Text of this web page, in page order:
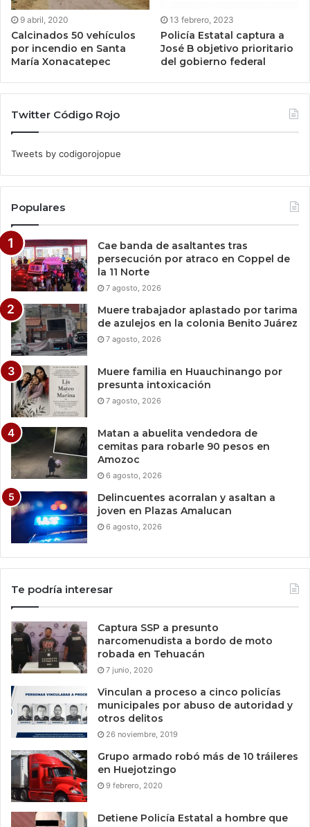
9 abril, 2020
Calcinados 50 vehículos
por incendio en Santa
María Xonacatepec
13 febrero, 2023
Policía Estatal captura a
José B objetivo prioritario
del gobierno federal
Twitter Código Rojo
Tweets by codigorojopue
Populares
Cae banda de asaltantes tras
persecución por atraco en Coppel de
la 11 Norte
7 agosto, 2026
Muere trabajador aplastado por tarima
de azulejos en la colonia Benito Juárez
7 agosto, 2026
Muere familia en Huauchinango por
presunta intoxicación
7 agosto, 2026
Matan a abuelita vendedora de
cemitas para robarle 90 pesos en
Amozoc
6 agosto, 2026
Delincuentes acorralan y asaltan a
joven en Plazas Amalucan
6 agosto, 2026
Te podría interesar
Captura SSP a presunto
narcomenudista a bordo de moto
robada en Tehuacán
7 junio, 2020
Vinculan a proceso a cinco policías
municipales por abuso de autoridad y
otros delitos
26 noviembre, 2019
Grupo armado robó más de 10 tráileres
en Huejotzingo
9 febrero, 2020
Detiene Policía Estatal a hombre que